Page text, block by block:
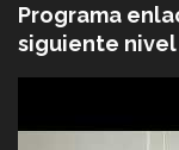
Programa
siguiente